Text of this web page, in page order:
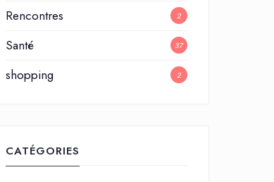
Rencontres 2
Santé 37
shopping 2
CATÉGORIES